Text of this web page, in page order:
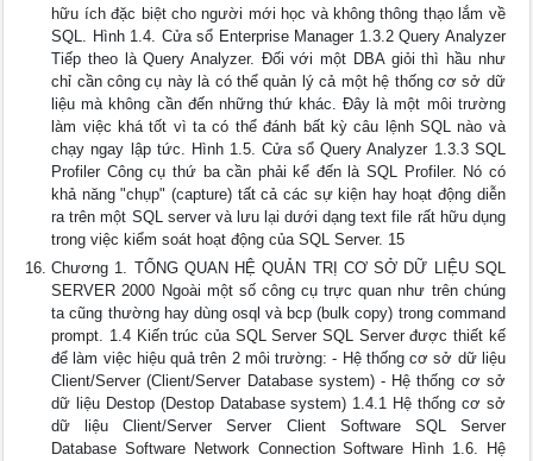
hữu ích đặc biệt cho người mới học và không thông thạo lắm về
SQL. Hình 1.4. Cửa sổ Enterprise Manager 1.3.2 Query Analyzer
Tiếp theo là Query Analyzer. Ðối với một DBA giỏi thì hầu như
chỉ cần công cụ này là có thể quản lý cả một hệ thống cơ sở dữ
liệu mà không cần đến những thứ khác. Ðây là một môi trường
làm việc khá tốt vì ta có thể đánh bất kỳ câu lệnh SQL nào và
chạy ngay lập tức. Hình 1.5. Cửa sổ Query Analyzer 1.3.3 SQL
Profiler Công cụ thứ ba cần phải kể đến là SQL Profiler. Nó có
khả năng "chụp" (capture) tất cả các sự kiện hay hoạt động diễn
ra trên một SQL server và lưu lại dưới dạng text file rất hữu dụng
trong việc kiểm soát hoạt động của SQL Server. 15
Chương 1. TỔNG QUAN HỆ QUẢN TRỊ CƠ SỞ DỮ LIỆU SQL
SERVER 2000 Ngoài một số công cụ trực quan như trên chúng
ta cũng thường hay dùng osql và bcp (bulk copy) trong command
prompt. 1.4 Kiến trúc của SQL Server SQL Server được thiết kế
để làm việc hiệu quả trên 2 môi trường: - Hệ thống cơ sở dữ liệu
Client/Server (Client/Server Database system) - Hệ thống cơ sở
dữ liệu Destop (Destop Database system) 1.4.1 Hệ thống cơ sở
dữ liệu Client/Server Server Client Software SQL Server
Database Software Network Connection Software Hình 1.6. Hệ